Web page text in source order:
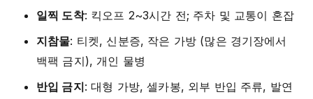
일찍 도착: 킥오프 2~3시간 전; 주차 및 교통이 혼잡
지참물: 티켓, 신분증, 작은 가방 (많은 경기장에서
백팩 금지), 개인 물병
반입 금지: 대형 가방, 셀카봉, 외부 반입 주류, 발연